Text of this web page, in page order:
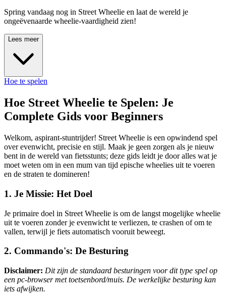
Spring vandaag nog in Street Wheelie en laat de wereld je
ongeëvenaarde wheelie-vaardigheid zien!
Lees meer
Hoe te spelen
Hoe Street Wheelie te Spelen: Je
Complete Gids voor Beginners
Welkom, aspirant-stuntrijder! Street Wheelie is een opwindend spel
over evenwicht, precisie en stijl. Maak je geen zorgen als je nieuw
bent in de wereld van fietsstunts; deze gids leidt je door alles wat je
moet weten om in een mum van tijd epische wheelies uit te voeren
en de straten te domineren!
1. Je Missie: Het Doel
Je primaire doel in Street Wheelie is om de langst mogelijke wheelie
uit te voeren zonder je evenwicht te verliezen, te crashen of om te
vallen, terwijl je fiets automatisch vooruit beweegt.
2. Commando's: De Besturing
Disclaimer: Dit zijn de standaard besturingen voor dit type spel op
een pc-browser met toetsenbord/muis. De werkelijke besturing kan
iets afwijken.